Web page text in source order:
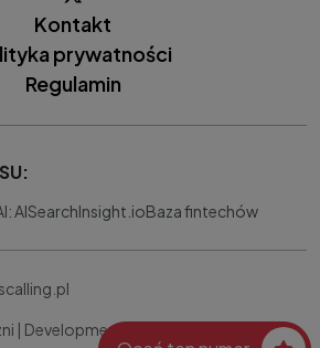
Kontakt
prywatności
Regulamin
AISearchInsight.ioBaza fintechów
| Development: